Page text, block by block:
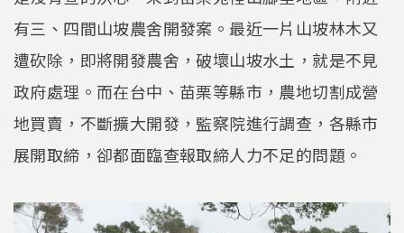
有三、四間山坡農舍開發案。最近一片山坡林木又
遭砍除，即將開發農舍，破壞山坡水土，就是不見
政府處理。而在台中、苗栗等縣市，農地切割成營
地買賣，不斷擴大開發，監察院進行調查，各縣市
展開取締，卻都面臨查報取締人力不足的問題。